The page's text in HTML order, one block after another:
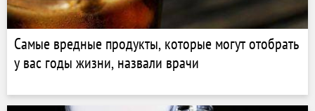
Самые вредные продукты, которые могут отобрать
у вас годы жизни, назвали врачи